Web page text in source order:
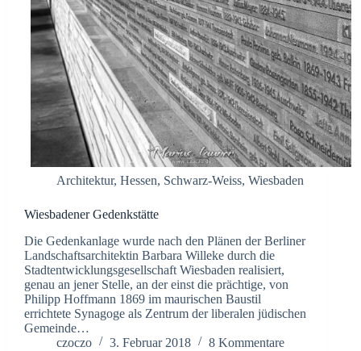
Architektur, Hessen, Schwarz-Weiss, Wiesbaden
Wiesbadener Gedenkstätte
Die Gedenkanlage wurde nach den Plänen der Berliner
Landschaftsarchitektin Barbara Willeke durch die
Stadtentwicklungsgesellschaft Wiesbaden realisiert,
genau an jener Stelle, an der einst die prächtige, von
Philipp Hoffmann 1869 im maurischen Baustil
errichtete Synagoge als Zentrum der liberalen jüdischen
Gemeinde…
czoczo
3. Februar 2018 8 Kommentare